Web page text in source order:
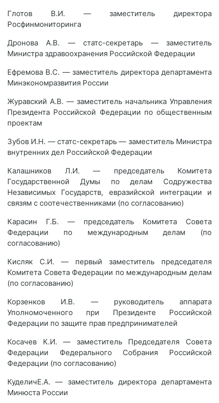
Глотов В.И. — заместитель директора
Росфинмониторинга
Дронова А.В. — статс-секретарь — заместитель
Министра здравоохранения Российской Федерации
Ефремова В.С. — заместитель директора департамента
Минэкономразвития России
Журавский А.В. — заместитель начальника Управления
Президента Российской Федерации по общественным
проектам
Зубов И.Н. — статс-секретарь — заместитель Министра
внутренних дел Российской Федерации
Калашников Л.И. — председатель Комитета
Государственной Думы по делам Содружества
Независимых Государств, евразийской интеграции и
связям с соотечественниками (по согласованию)
Карасин Г.Б. — председатель Комитета Совета
Федерации по международным делам (по
согласованию)
Кисляк С.И. — первый заместитель председателя
Комитета Совета Федерации по международным делам
(по согласованию)
Корзенков И.В. — руководитель аппарата
Уполномоченного при Президенте Российской
Федерации по защите прав предпринимателей
Косачев К.И. — заместитель Председателя Совета
Федерации Федерального Собрания Российской
Федерации (по согласованию)
КуделичЕ.А. — заместитель директора департамента
Минюста России